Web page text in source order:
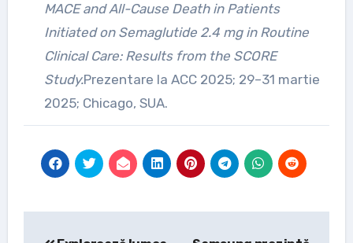
MACE and All-Cause Death in Patients
Initiated on Semaglutide 2.4 mg in Routine
Clinical Care: Results from the SCORE
Study.Prezentare la ACC 2025; 29–31 martie
2025; Chicago, SUA.